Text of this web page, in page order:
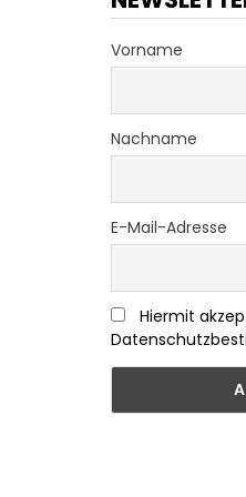
Vorname
Nachname
E-Mail-Adresse
Hiermit